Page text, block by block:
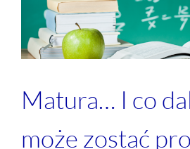
Matura… I co
może zostać